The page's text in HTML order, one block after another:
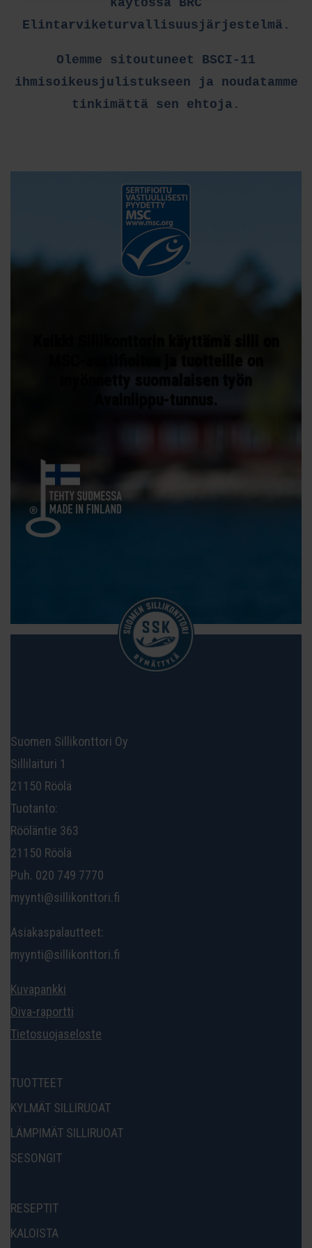
käytössä BRC
Elintarviketurvallisuusjärjestelmä.
Olemme sitoutuneet BSCI-11
ihmisoikeusjulistukseen ja noudatamme
tinkimättä sen ehtoja.
Avainlippu-tunnus.
Suomen Sillikonttori Oy
Sillilaituri 1
21150 Röölä
Tuotanto:
Rööläntie 363
21150 Röölä
Puh. 020 749 7770
myynti@sillikonttori.fi
Asiakaspalautteet:
myynti@sillikonttori.fi
Kuvapankki
Oiva-raportti
Tietosuojaseloste
TUOTTEET
KYLMÄT SILLIRUOAT
LÄMPIMÄT SILLIRUOAT
SESONGIT
RESEPTIT
KALOISTA